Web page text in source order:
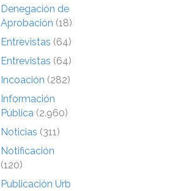
Denegación de
Aprobación (18)
Entrevistas (64)
Entrevistas (64)
Incoación (282)
Información
Pública (2.960)
Noticias (311)
Notificación
(120)
Publicación Urb